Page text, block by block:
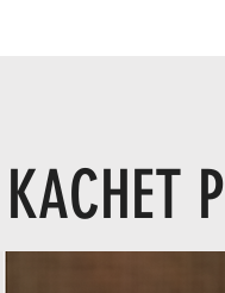
KACHET